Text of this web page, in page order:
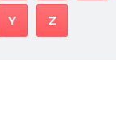
Y Z